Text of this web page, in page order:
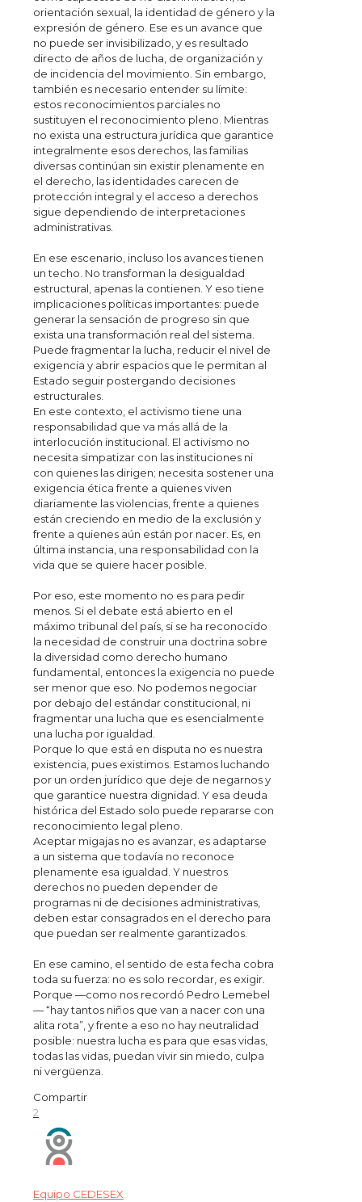
orientación sexual, la identidad de género y la
expresión de género. Ese es un avance que
no puede ser invisibilizado, y es resultado
directo de años de lucha, de organización y
de incidencia del movimiento. Sin embargo,
también es necesario entender su límite:
estos reconocimientos parciales no
sustituyen el reconocimiento pleno. Mientras
no exista una estructura jurídica que garantice
integralmente esos derechos, las familias
diversas continúan sin existir plenamente en
el derecho, las identidades carecen de
protección integral y el acceso a derechos
sigue dependiendo de interpretaciones
administrativas.
En ese escenario, incluso los avances tienen
un techo. No transforman la desigualdad
estructural, apenas la contienen. Y eso tiene
implicaciones políticas importantes: puede
generar la sensación de progreso sin que
exista una transformación real del sistema.
Puede fragmentar la lucha, reducir el nivel de
exigencia y abrir espacios que le permitan al
Estado seguir postergando decisiones
estructurales.
En este contexto, el activismo tiene una
responsabilidad que va más allá de la
interlocución institucional. El activismo no
necesita simpatizar con las instituciones ni
con quienes las dirigen; necesita sostener una
exigencia ética frente a quienes viven
diariamente las violencias, frente a quienes
están creciendo en medio de la exclusión y
frente a quienes aún están por nacer. Es, en
última instancia, una responsabilidad con la
vida que se quiere hacer posible.
Por eso, este momento no es para pedir
menos. Si el debate está abierto en el
máximo tribunal del país, si se ha reconocido
la necesidad de construir una doctrina sobre
la diversidad como derecho humano
fundamental, entonces la exigencia no puede
ser menor que eso. No podemos negociar
por debajo del estándar constitucional, ni
fragmentar una lucha que es esencialmente
una lucha por igualdad.
Porque lo que está en disputa no es nuestra
existencia, pues existimos. Estamos luchando
por un orden jurídico que deje de negarnos y
que garantice nuestra dignidad. Y esa deuda
histórica del Estado solo puede repararse con
reconocimiento legal pleno.
Aceptar migajas no es avanzar, es adaptarse
a un sistema que todavía no reconoce
plenamente esa igualdad. Y nuestros
derechos no pueden depender de
programas ni de decisiones administrativas,
deben estar consagrados en el derecho para
que puedan ser realmente garantizados.
En ese camino, el sentido de esta fecha cobra
toda su fuerza: no es solo recordar, es exigir.
Porque —como nos recordó Pedro Lemebel
— “hay tantos niños que van a nacer con una
alita rota”, y frente a eso no hay neutralidad
posible: nuestra lucha es para que esas vidas,
todas las vidas, puedan vivir sin miedo, culpa
ni vergüenza.
Compartir
2
Equipo CEDESEX